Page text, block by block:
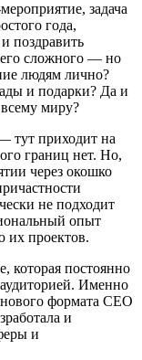
задача
года,
поздравить
сложного — но
людям лично?
и подарки? Да и
миру?
тут приходит на
границ нет. Но,
через окошко
не подходит
опыт
их проектов.
которая постоянно
Именно
формата CEO
и
и